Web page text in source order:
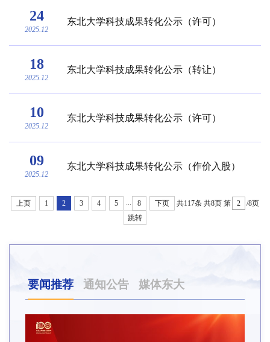
24
2025.12
东北大学科技成果转化公示（许可）
18
2025.12
东北大学科技成果转化公示（转让）
10
2025.12
东北大学科技成果转化公示（许可）
09
2025.12
东北大学科技成果转化公示（作价入股）
上页 1 2 3 4 5 ... 8 下页 共117条 共8页 第
/8页
跳转
要闻推荐 通知公告 媒体东大